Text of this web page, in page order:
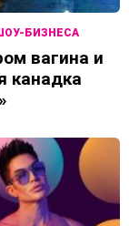
БИЗНЕСА
вагина и
канадка